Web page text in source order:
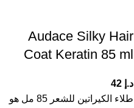
Audace Silky Hair
Coat Keratin 85 ml
د.إ
طلاء الكيراتين للشعر 85 مل هو